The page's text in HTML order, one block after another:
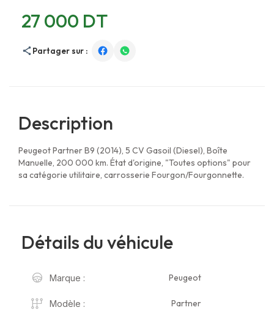
27 000 DT
Partager sur :
Description
Peugeot Partner B9 (2014), 5 CV Gasoil (Diesel), Boîte
Manuelle, 200 000 km. État d'origine, "Toutes options" pour
sa catégorie utilitaire, carrosserie Fourgon/Fourgonnette.
Détails du véhicule
Marque : Peugeot
Modèle : Partner